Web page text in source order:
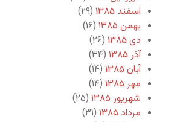
اسفند ۱۳۸۵
(۲۹)
بهمن ۱۳۸۵
(۱۶)
دی ۱۳۸۵
(۲۶)
آذر ۱۳۸۵
(۳۴)
آبان ۱۳۸۵
(۱۴)
مهر ۱۳۸۵
(۱۴)
شهریور ۱۳۸۵
(۲۵)
مرداد ۱۳۸۵
(۳۱)